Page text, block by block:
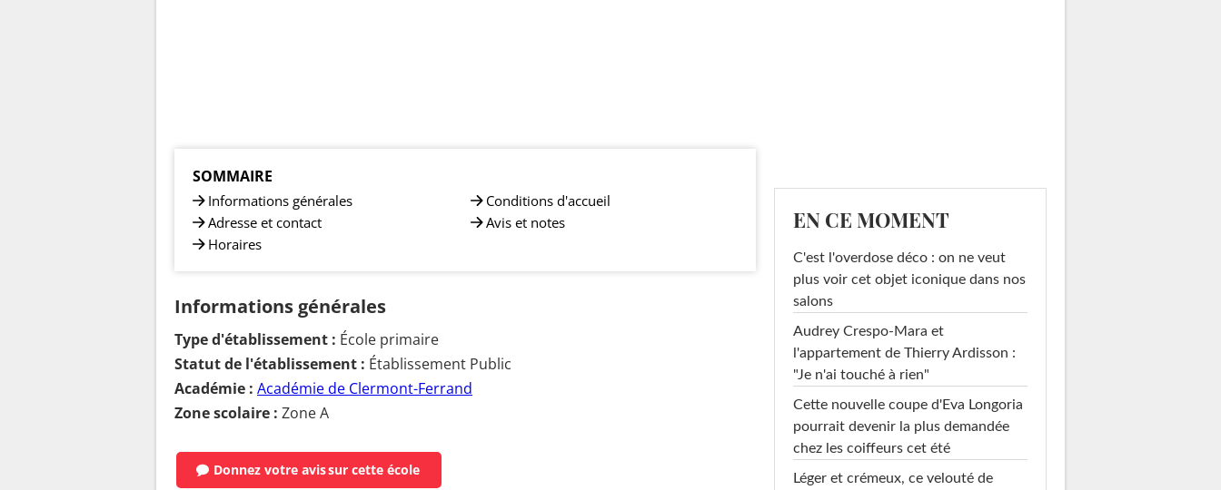
SOMMAIRE
Informations générales
Adresse et contact
Horaires
Conditions d'accueil
Avis et notes
Informations générales
Type d'établissement : École primaire
Statut de l'établissement : Établissement Public
Académie : Académie de Clermont-Ferrand
Zone scolaire : Zone A
Donnez votre avissur cette école
EN CE MOMENT
C'est l'overdose déco : on ne veut
plus voir cet objet iconique dans nos
salons
Audrey Crespo-Mara et
l'appartement de Thierry Ardisson :
"Je n'ai touché à rien"
Cette nouvelle coupe d'Eva Longoria
pourrait devenir la plus demandée
chez les coiffeurs cet été
Léger et crémeux, ce velouté de